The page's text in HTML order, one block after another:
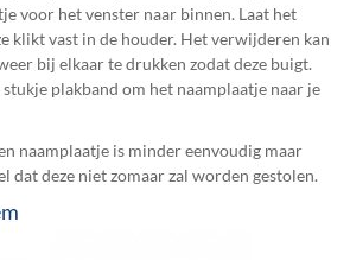
voor het venster naar binnen. Laat het
klikt vast in de houder. Het verwijderen kan
bij elkaar te drukken zodat deze buigt.
plakband om het naamplaatje naar je
naamplaatje is minder eenvoudig maar
dat deze niet zomaar zal worden gestolen.